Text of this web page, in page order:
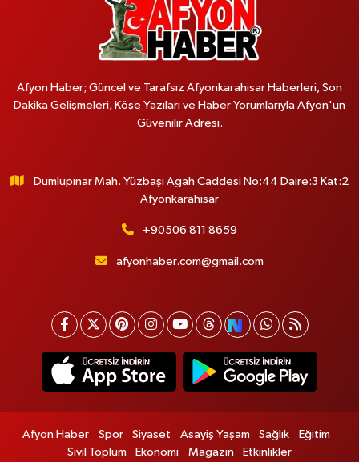
Afyon Haber; Güncel ve Tarafsız Afyonkarahisar Haberleri, Son
Dakika Gelişmeleri, Köşe Yazıları ve Haber Yorumlarıyla Afyon'un
Güvenilir Adresi.
Dumlupınar Mah. Yüzbaşı Agah Caddesi No:44 Daire:3 Kat:2
Afyonkarahisar
+90506 811 8659
afyonhaber.com@gmail.com
Afyon Haber Spor Siyaset Asayiş Yaşam Sağlık
Eğitim
Sivil Toplum
Ekonomi Magazin Etkinlikler